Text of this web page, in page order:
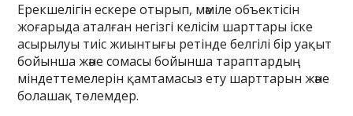
Ерекшелігін ескере отырып, мәміле объектісін
жоғарыда аталған негізгі келісім шарттары іске
асырылуы тиіс жиынтығы ретінде белгілі бір уақыт
бойынша және сомасы бойынша тараптардың
міндеттемелерін қамтамасыз ету шарттарын және
болашақ төлемдер.